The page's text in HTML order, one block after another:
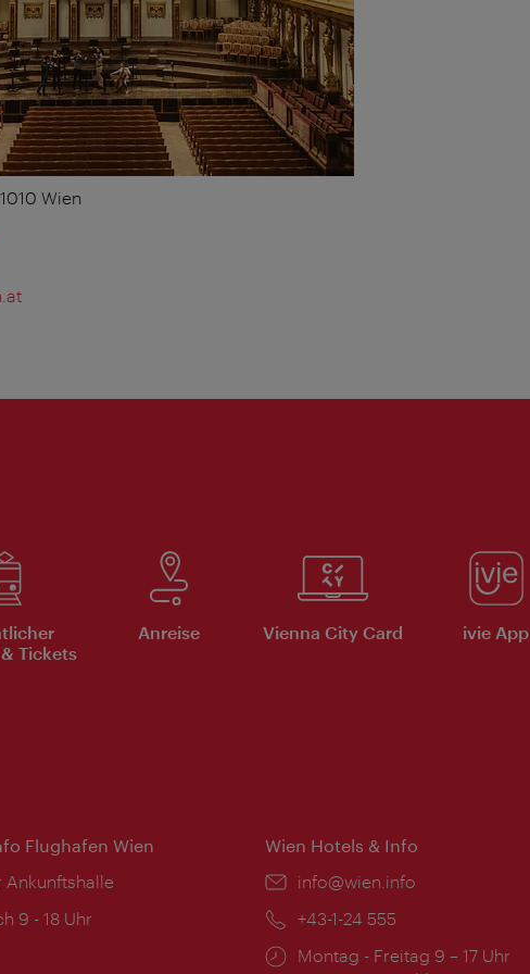
Wien
Tickets
Anreise Vienna City Card ivie App
Flughafen Wien
Ankunftshalle
9 - 18 Uhr
Wien Hotels & Info
Email:
info@wien.info
Telefon:
+43-1-24 555
Öffnungszeiten:
Montag - Freitag 9 – 17 Uhr